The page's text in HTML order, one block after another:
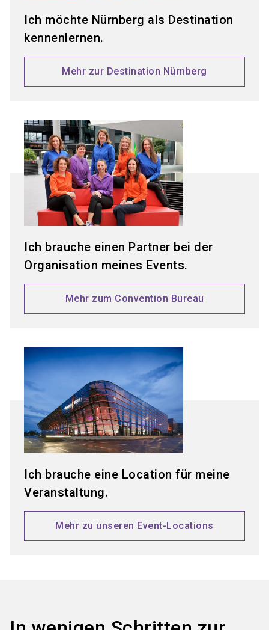
Ich möchte Nürnberg als Destination
kennenlernen.
Mehr zur Destination Nürnberg
Ich brauche einen Partner bei der
Organisation meines Events.
Mehr zum Convention Bureau
Ich brauche eine Location für meine
Veranstaltung.
Mehr zu unseren Event-Locations